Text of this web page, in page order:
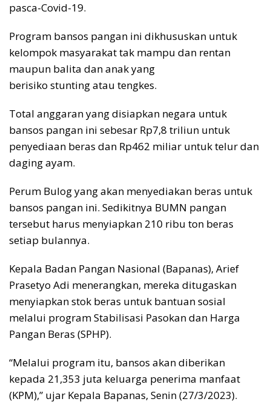
pasca-Covid-19.
Program bansos pangan ini dikhususkan untuk
kelompok masyarakat tak mampu dan rentan
maupun balita dan anak yang
berisiko stunting atau tengkes.
Total anggaran yang disiapkan negara untuk
bansos pangan ini sebesar Rp7,8 triliun untuk
penyediaan beras dan Rp462 miliar untuk telur dan
daging ayam.
Perum Bulog yang akan menyediakan beras untuk
bansos pangan ini. Sedikitnya BUMN pangan
tersebut harus menyiapkan 210 ribu ton beras
setiap bulannya.
Kepala Badan Pangan Nasional (Bapanas), Arief
Prasetyo Adi menerangkan, mereka ditugaskan
menyiapkan stok beras untuk bantuan sosial
melalui program Stabilisasi Pasokan dan Harga
Pangan Beras (SPHP).
“Melalui program itu, bansos akan diberikan
kepada 21,353 juta keluarga penerima manfaat
(KPM),” ujar Kepala Bapanas, Senin (27/3/2023).